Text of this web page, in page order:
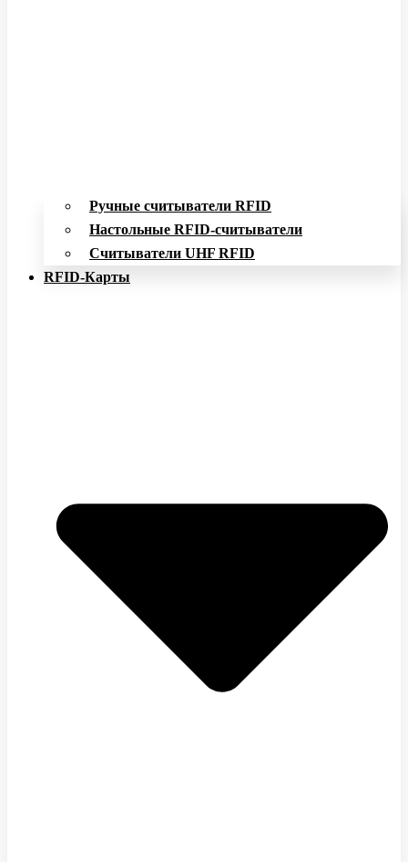
Ручные считыватели RFID
Настольные RFID-считыватели
Считыватели UHF RFID
RFID-Карты